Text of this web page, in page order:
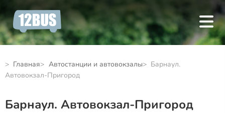
Главная Автостанции и автовокзалы
Барнаул.
Автовокзал-Пригород
Барнаул. Автовокзал-Пригород